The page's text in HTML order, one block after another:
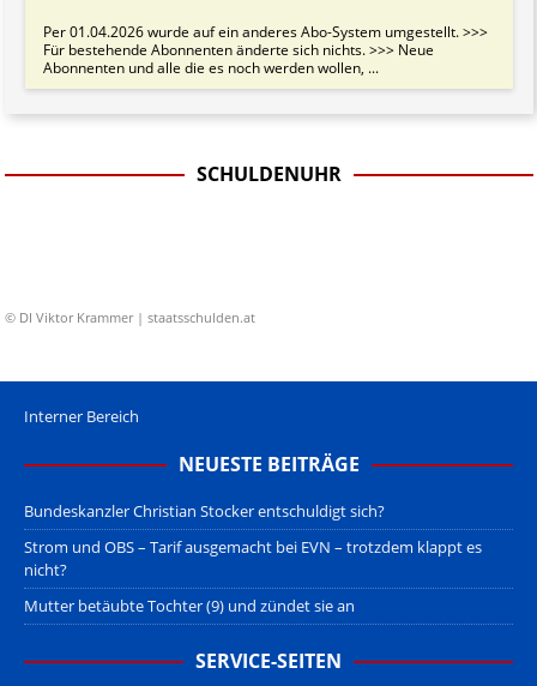
Per 01.04.2026 wurde auf ein anderes Abo-System umgestellt. >>>
Für bestehende Abonnenten änderte sich nichts. >>> Neue
Abonnenten und alle die es noch werden wollen, ...
SCHULDENUHR
© DI Viktor Krammer | staatsschulden.at
Interner Bereich
NEUESTE BEITRÄGE
Bundeskanzler Christian Stocker entschuldigt sich?
Strom und OBS – Tarif ausgemacht bei EVN – trotzdem klappt es
nicht?
Mutter betäubte Tochter (9) und zündet sie an
SERVICE-SEITEN